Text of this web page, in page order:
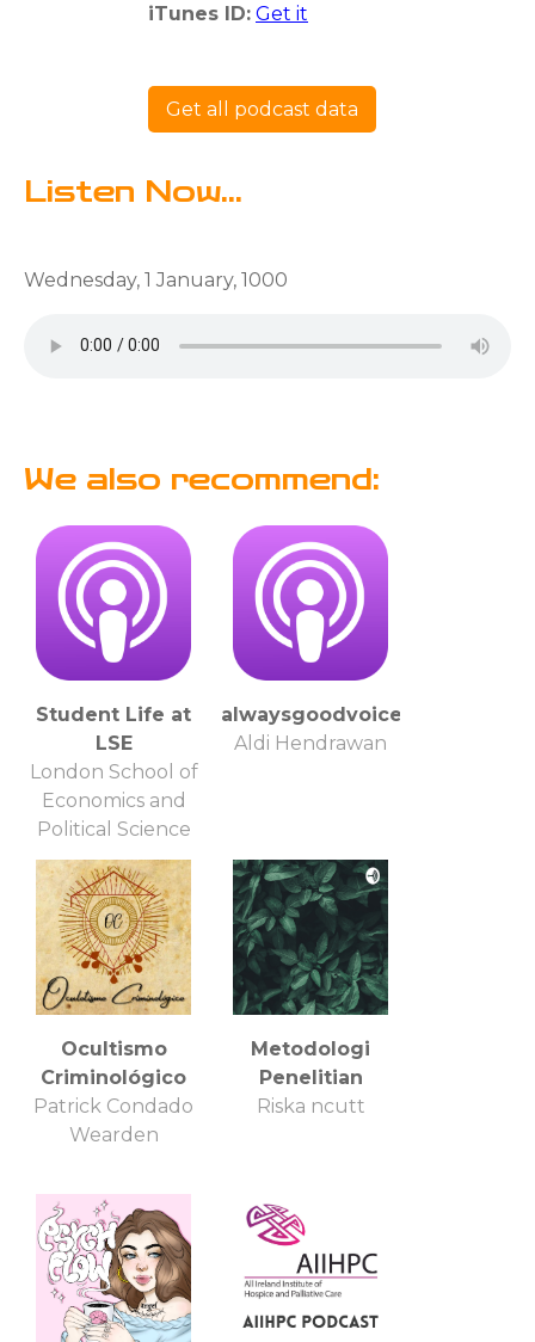
iTunes ID: Get it
Get all podcast data
Listen Now...
Wednesday, 1 January, 1000
We also recommend:
Student Life at
LSE
London School of
Economics and
Political Science
alwaysgoodvoice
Aldi Hendrawan
Ocultismo
Criminológico
Patrick Condado
Wearden
Metodologi
Penelitian
Riska ncutt